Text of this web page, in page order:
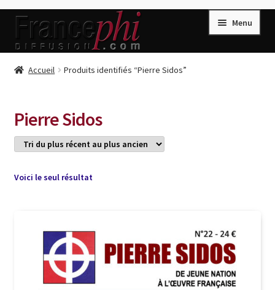
Aller
la
Aller
contenu
Menu
Accueil
Conditions de Vente
Connection
Livres de Peter Randa
Livres de Philippe Randa
Accueil Produits identifiés “Pierre Sidos”
Pierre Sidos
Voici le seul résultat